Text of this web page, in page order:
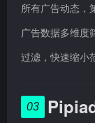
所有广告动态，
广告数据多维度
过滤，快速缩小
03